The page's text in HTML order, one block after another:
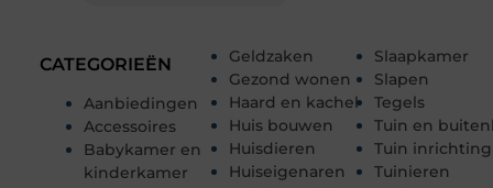
CATEGORIEËN
Aanbiedingen
Accessoires
Babykamer en
kinderkamer
Geldzaken
Gezond wonen
Haard en kachel
Huis bouwen
Huisdieren
Huiseigenaren
Slaapkamer
Slapen
Tegels
Tuin en
Tuin inrichting
Tuinieren